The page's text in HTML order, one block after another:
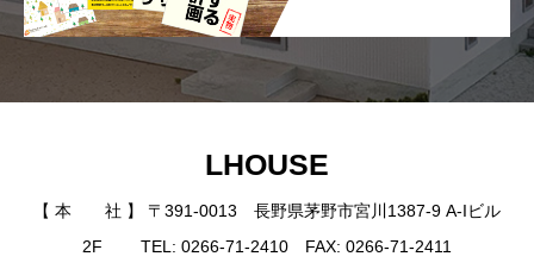
LHOUSE
【 本 社 】 〒391-0013 長野県茅野市宮川1387-9 A-Iビル
2F TEL: 0266-71-2410 FAX: 0266-71-2411